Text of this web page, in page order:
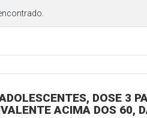
DOSE 3
ACIMA DOS 60,